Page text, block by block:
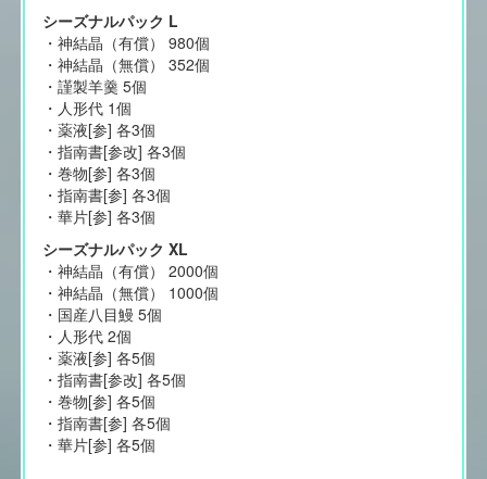
シーズナルパック L
・神結晶（有償） 980個
・神結晶（無償） 352個
・謹製羊羹 5個
・人形代 1個
・薬液[参] 各3個
・指南書[参改] 各3個
・巻物[参] 各3個
・指南書[参] 各3個
・華片[参] 各3個
シーズナルパック XL
・神結晶（有償） 2000個
・神結晶（無償） 1000個
・国産八目鰻 5個
・人形代 2個
・薬液[参] 各5個
・指南書[参改] 各5個
・巻物[参] 各5個
・指南書[参] 各5個
・華片[参] 各5個